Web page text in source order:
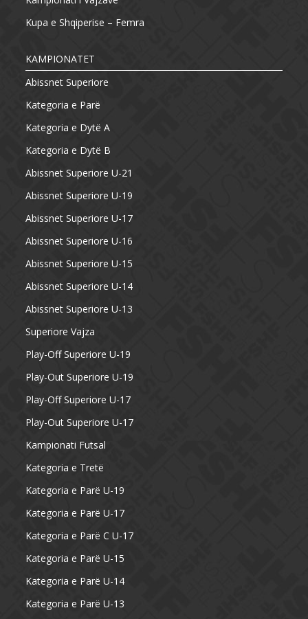
Kupa e Shqiperise – Femra
KAMPIONATET
Abissnet Superiore
Kategoria e Parë
Kategoria e Dytë A
Kategoria e Dytë B
Abissnet Superiore U-21
Abissnet Superiore U-19
Abissnet Superiore U-17
Abissnet Superiore U-16
Abissnet Superiore U-15
Abissnet Superiore U-14
Abissnet Superiore U-13
Superiore Vajza
Play-Off Superiore U-19
Play-Out Superiore U-19
Play-Off Superiore U-17
Play-Out Superiore U-17
Kampionati Futsal
Kategoria e Tretë
Kategoria e Parë U-19
Kategoria e Parë U-17
Kategoria e Parë C U-17
Kategoria e Parë U-15
Kategoria e Parë U-14
Kategoria e Parë U-13